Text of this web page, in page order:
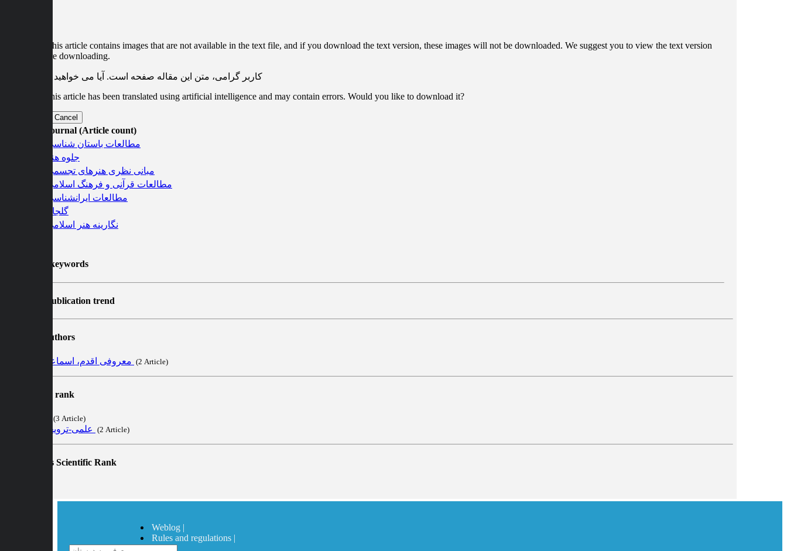
Dear user This article contains images that are not available in the text file, and if you download the text version, these images will not be downloaded. We suggest you to view the text version
online before downloading.
کاربر گرامی، متن این مقاله صفحه است. آیا می خواهید دانلود کنید؟
Dear user, this article has been translated using artificial intelligence and may contain errors. Would you like to download it?
Cancel
Journal (Article count)
Journal مطالعات باستان شناسی 2
Journal جلوه هنر 1
Journal مبانی نظری هنرهای تجسمی 1
Journal مطالعات قرآنی و فرهنگ اسلامی 1
Journal مطالعات ایرانشناسی 1
Journal گلجام 1
Journal نگارینه هنر اسلامی 1
Related keywords
Article publication trend
Active authors
‎ (2 Article)
Scientific rank
‎ (3 Article)
‎ (2 Article)
Congress Scientific Rank
Weblog |
Rules and regulations |
Help |